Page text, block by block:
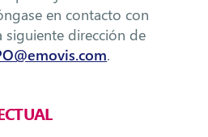
en contacto con
dirección de
.